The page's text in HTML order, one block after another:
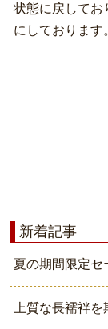
状態に戻してお
にしております
新着記事
夏の期間限定セ
上質な長襦袢を